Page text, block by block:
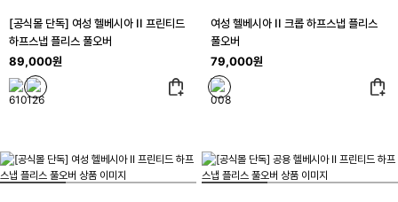
[공식몰 단독] 여성 헬베시아 II 프린티드
하프스냅 플리스 풀오버
89,000원
여성 헬베시아 II 크롭 하프스냅 플리스
풀오버
79,000원